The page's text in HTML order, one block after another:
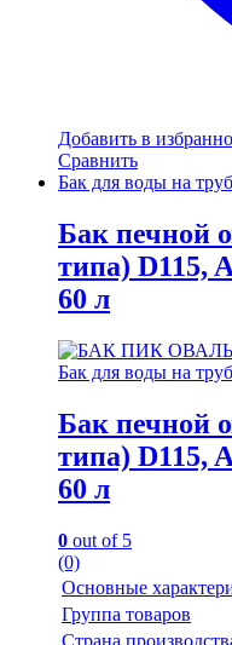
Добавить в
Сравнить
Бак для воды на
Бак печной
типа) D115,
60 л
Бак для воды на
Бак печной
типа) D115,
60 л
0 out of 5
(0)
Основные
Группа товаров
Страна